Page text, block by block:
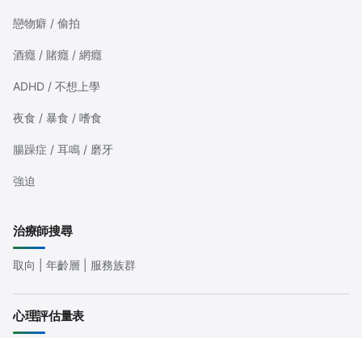
戀物癖 / 偷拍
酒癮 / 賭癮 / 網癮
ADHD / 不想上學
夜食 / 暴食 / 嗜食
腸躁症 / 耳鳴 / 磨牙
強迫
治療師搜尋
取向 | 年齡層 | 服務族群
心理評估量表